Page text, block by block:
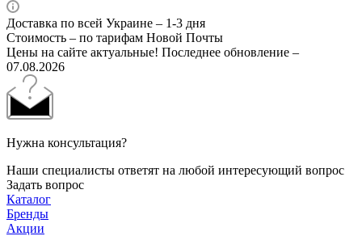
Доставка по всей Украине – 1-3 дня
Стоимость – по тарифам Новой Почты
Цены на сайте актуальные! Последнее обновление –
07.08.2026
Нужна консультация?
Наши специалисты ответят на любой интересующий вопрос
Задать вопрос
Каталог
Бренды
Акции